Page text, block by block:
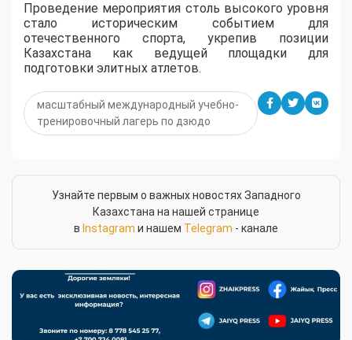
Проведение мероприятия столь высокого уровня
стало историческим событием для
отечественного спорта, укрепив позиции
Казахстана как ведущей площадки для
подготовки элитных атлетов.
масштабный международный учебно-
тренировочный лагерь по дзюдо
Узнайте первым о важных новостях Западного
Казахстана на нашей странице
в Instagram и нашем Telegram - канале